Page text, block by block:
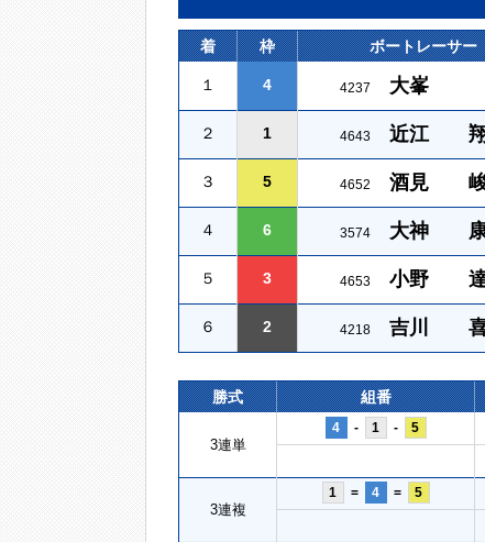
着 枠 ボートレーサー
１ 4 4237 大峯
２ 1 4643 近江 翔
３ 5 4652 酒見 峻
４ 6 3574 大神 康
５ 3 4653 小野 達
６ 2 4218 吉川 喜
勝式 組番
3連単
4 - 1 - 5
3連複
1 = 4 = 5